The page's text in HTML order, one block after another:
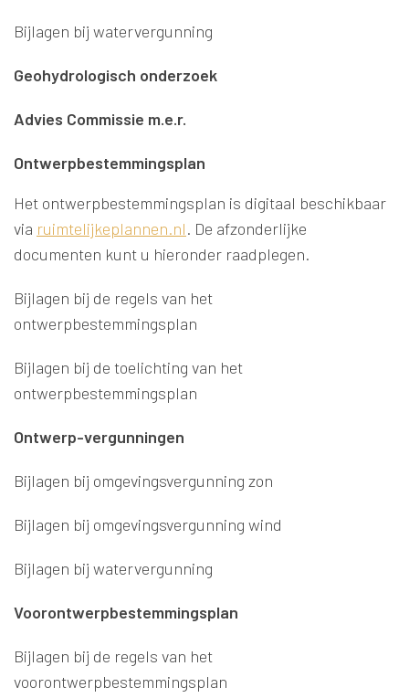
Bijlagen bij watervergunning
Geohydrologisch onderzoek
Advies Commissie m.e.r.
Ontwerpbestemmingsplan
Het ontwerpbestemmingsplan is digitaal beschikbaar
via ruimtelijkeplannen.nl. De afzonderlijke
documenten kunt u hieronder raadplegen.
Bijlagen bij de regels van het
ontwerpbestemmingsplan
Bijlagen bij de toelichting van het
ontwerpbestemmingsplan
Ontwerp-vergunningen
Bijlagen bij omgevingsvergunning zon
Bijlagen bij omgevingsvergunning wind
Bijlagen bij watervergunning
Voorontwerpbestemmingsplan
Bijlagen bij de regels van het
voorontwerpbestemmingsplan